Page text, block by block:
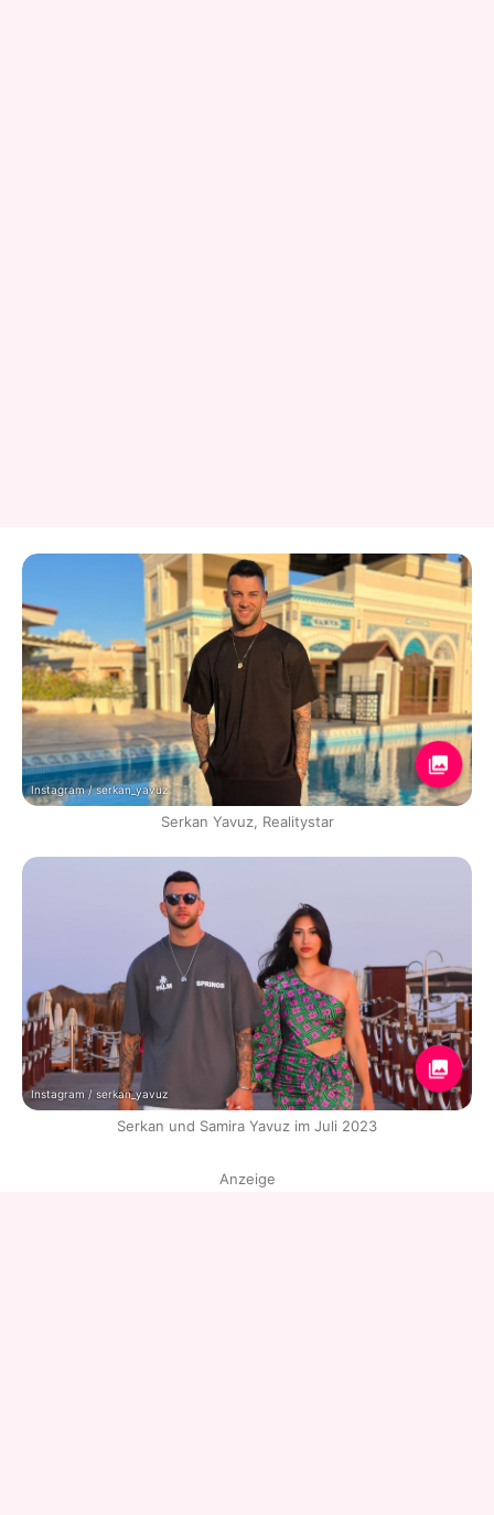
Instagram / serkan_yavuz
Serkan Yavuz, Realitystar
Instagram / serkan_yavuz
Serkan und Samira Yavuz im Juli 2023
Anzeige